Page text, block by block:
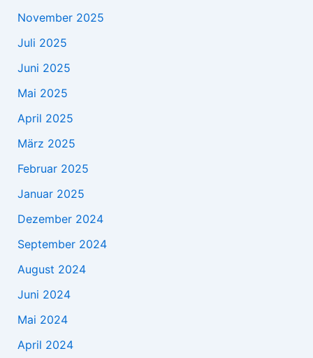
November 2025
Juli 2025
Juni 2025
Mai 2025
April 2025
März 2025
Februar 2025
Januar 2025
Dezember 2024
September 2024
August 2024
Juni 2024
Mai 2024
April 2024